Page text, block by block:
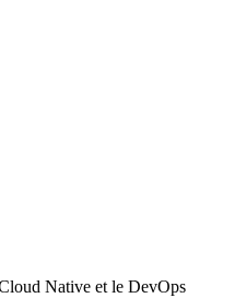
Native et le DevOps